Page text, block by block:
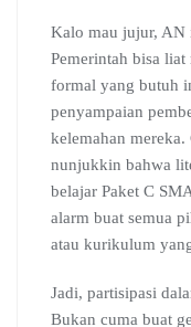
Kalo mau jujur, AN
Pemerintah bisa
formal yang butuh
penyampaian
kelemahan
nunjukkin bahwa
belajar Paket C
alarm buat semua
atau kurikulum
Jadi, partisipasi
Bukan cuma buat